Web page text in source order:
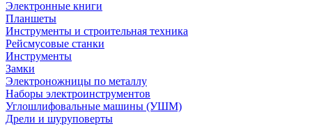
Электронные книги
Планшеты
Инструменты и строительная техника
Рейсмусовые станки
Инструменты
Замки
Электроножницы по металлу
Наборы электроинструментов
Углошлифовальные машины (УШМ)
Дрели и шуруповерты